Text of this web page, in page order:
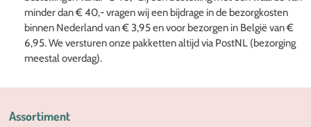
minder dan € 40,- vragen wij een bijdrage in de bezorgkosten
binnen Nederland van € 3,95 en voor bezorgen in België van €
6,95. We versturen onze pakketten altijd via PostNL (bezorging
meestal overdag).
Assortiment